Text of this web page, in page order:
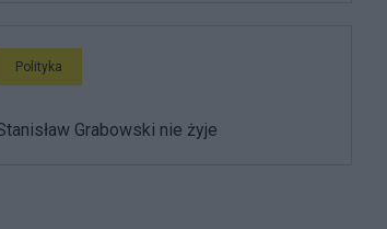
Polityka
Grabowski nie żyje